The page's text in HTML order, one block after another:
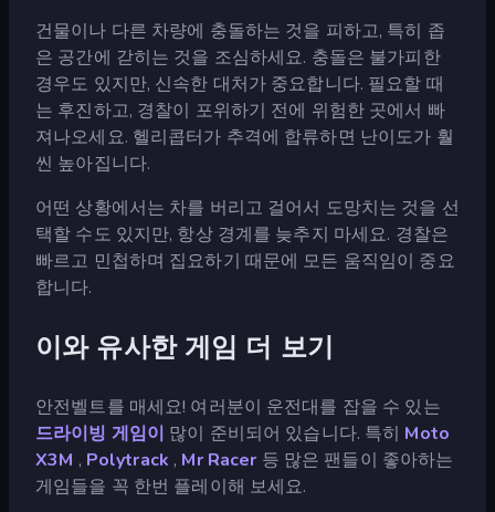
건물이나 다른 차량에 충돌하는 것을 피하고, 특히 좁
은 공간에 갇히는 것을 조심하세요. 충돌은 불가피한
경우도 있지만, 신속한 대처가 중요합니다. 필요할 때
는 후진하고, 경찰이 포위하기 전에 위험한 곳에서 빠
져나오세요. 헬리콥터가 추격에 합류하면 난이도가 훨
씬 높아집니다.
어떤 상황에서는 차를 버리고 걸어서 도망치는 것을 선
택할 수도 있지만, 항상 경계를 늦추지 마세요. 경찰은
빠르고 민첩하며 집요하기 때문에 모든 움직임이 중요
합니다.
이와 유사한 게임 더 보기
안전벨트를 매세요! 여러분이 운전대를 잡을 수 있는
드라이빙 게임이 많이 준비되어 있습니다. 특히 Moto
X3M , Polytrack , Mr Racer 등 많은 팬들이 좋아하는
게임들을 꼭 한번 플레이해 보세요.